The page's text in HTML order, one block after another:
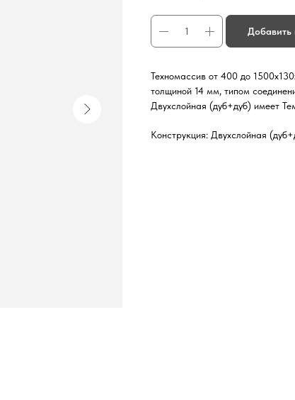
Добавить
Техномассив от 400 до
толщиной 14 мм, типом
Двухслойная (дуб+дуб) имеет
Конструкция: Двухслойная